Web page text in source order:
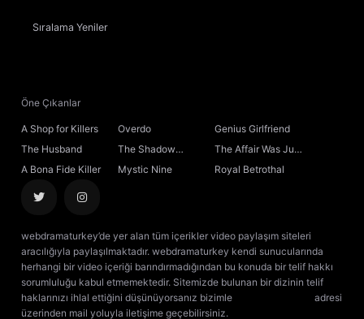
14. Bölüm
Sıralama Yeniler
Öne Çıkanlar
A Shop for Killers Overdo
Genius Girlfriend
The Husband
The Shadow
Sovereign
The Affair Was Just
the Beginning
A Bona Fide Killer Mystic Nine Royal Betrothal
webdramaturkey’de yer alan tüm içerikler video paylaşım siteleri
aracılığıyla paylaşılmaktadır. webdramaturkey kendi sunucularında
herhangi bir video içeriği barındırmadığından bu konuda bir telif hakkı
sorumluluğu kabul etmemektedir. Sitemizde bulunan bir dizinin telif
haklarınızı ihlal ettiğini düşünüyorsanız bizimle
adresi
üzerinden mail yoluyla iletişime geçebilirsiniz.